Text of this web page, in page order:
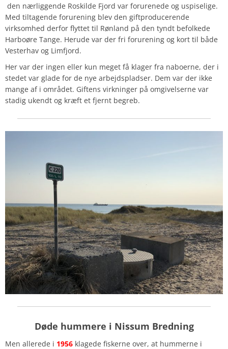
den nærliggende Roskilde Fjord var forurenede og uspiselige.
Med tiltagende forurening blev den giftproducerende
virksomhed derfor flyttet til Rønland på den tyndt befolkede
Harboøre Tange. Herude var der fri forurening og kort til både
Vesterhav og Limfjord.
Her var der ingen eller kun meget få klager fra naboerne, der i
stedet var glade for de nye arbejdspladser. Dem var der ikke
mange af i området. Giftens virkninger på omgivelserne var
stadig ukendt og kræft et fjernt begreb.
Døde hummere i Nissum Bredning
Men allerede i 1956 klagede fiskerne over, at hummerne i